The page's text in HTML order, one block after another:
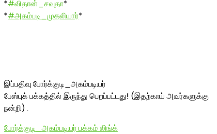
*#விதான்_சவுதா*
*#அகம்படி_முதலியார்*
இப்பதிவு போர்க்குடி_அகம்படியர்
பேஸ்புக் பக்கத்தில் இருந்து பெறப்பட்டது! (இதற்காய் அவர்களுக்கு
நன்றி) .
போர்க்குடி_அகம்படியர் பக்கம் லிங்க்